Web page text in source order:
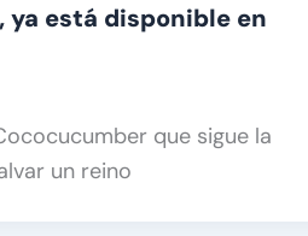
ya está disponible en
que sigue la
un reino